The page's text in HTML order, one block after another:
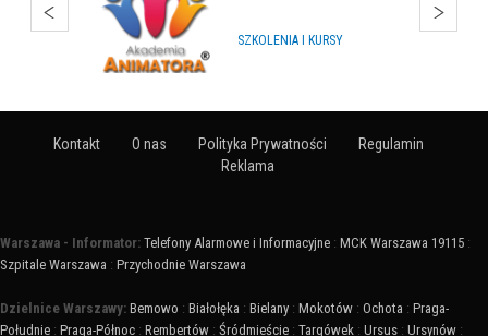
SZKOLENIA I KURSY
Kontakt O nas Polityka Prywatności
Regulamin
Reklama
Warszawa - Informator: Telefony Alarmowe i Informacyjne : MCK Warszawa 19115 :
Szpitale Warszawa : Przychodnie Warszawa
Dzielnice Warszawy: Bemowo : Białołęka : Bielany : Mokotów : Ochota : Praga-
Południe : Praga-Północ : Rembertów : Śródmieście : Targówek : Ursus : Ursynów :